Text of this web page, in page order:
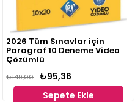
2026 Tüm Sınavlar için
Paragraf 10 Deneme Video
Çözümlü
₺95,36
₺149,00
Sepete Ekle